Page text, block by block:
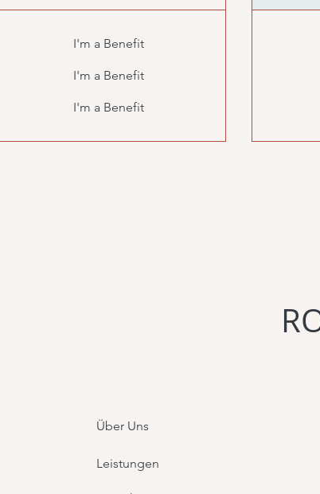
I'm a Benefit
I'm a Benefit
I'm a Benefit
Über Uns
Leistungen